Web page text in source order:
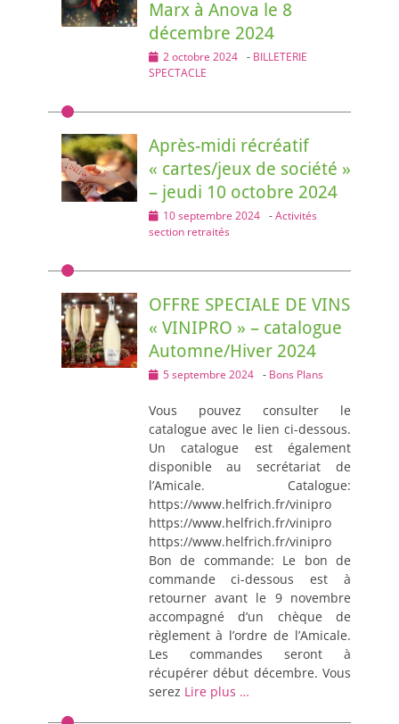
Marx à Anova le 8
décembre 2024
Posted
on
2 octobre 2024 - BILLETERIE
SPECTACLE
Après-midi récréatif
« cartes/jeux de société »
– jeudi 10 octobre 2024
Posted
on
10 septembre 2024 -Activités
section retraités
OFFRE SPECIALE DE VINS
« VINIPRO » – catalogue
Automne/Hiver 2024
Posted
5 septembre 2024 - Bons Plans
Vous pouvez consulter le
catalogue avec le lien ci-dessous.
Un catalogue est également
disponible au secrétariat de
l’Amicale. Catalogue:
https://www.helfrich.fr/vinipro
https://www.helfrich.fr/vinipro
https://www.helfrich.fr/vinipro
Bon de commande: Le bon de
commande ci-dessous est à
retourner avant le 9 novembre
accompagné d’un chèque de
règlement à l’ordre de l’Amicale.
Les commandes seront à
récupérer début décembre. Vous
serez Lire plus …